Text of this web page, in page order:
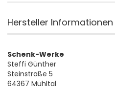
Hersteller Informationen
Schenk-Werke
Steffi Günther
Steinstraße 5
64367 Mühltal